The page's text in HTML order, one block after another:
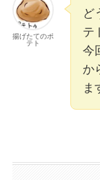
揚げたてのポ
テト
ど
テ
今
か
ま